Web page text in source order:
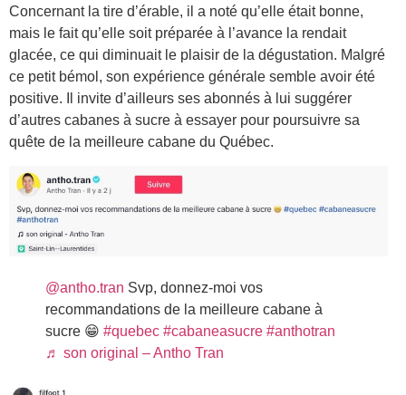
Concernant la tire d’érable, il a noté qu’elle était bonne,
mais le fait qu’elle soit préparée à l’avance la rendait
glacée, ce qui diminuait le plaisir de la dégustation. Malgré
ce petit bémol, son expérience générale semble avoir été
positive. Il invite d’ailleurs ses abonnés à lui suggérer
d’autres cabanes à sucre à essayer pour poursuivre sa
quête de la meilleure cabane du Québec.
@antho.tran Svp, donnez-moi vos
recommandations de la meilleure cabane à
sucre 😁 #quebec #cabaneasucre #anthotran
♬ son original – Antho Tran